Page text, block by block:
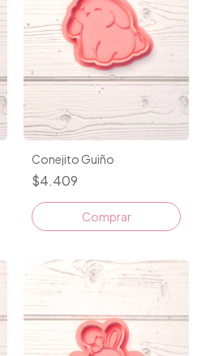
Conejito Guiño
$4.409
Comprar